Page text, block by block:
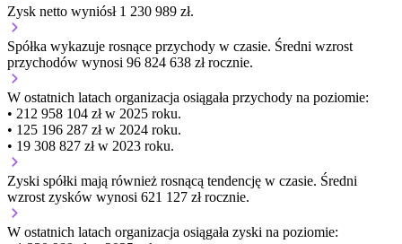
Zysk netto wyniósł 1 230 989 zł.
Spółka wykazuje rosnące przychody w czasie. Średni wzrost
przychodów wynosi 96 824 638 zł rocznie.
W ostatnich latach organizacja osiągała przychody na poziomie:
• 212 958 104 zł w 2025 roku.
• 125 196 287 zł w 2024 roku.
• 19 308 827 zł w 2023 roku.
Zyski spółki mają również rosnącą tendencję w czasie. Średni
wzrost zysków wynosi 621 127 zł rocznie.
W ostatnich latach organizacja osiągała zyski na poziomie: